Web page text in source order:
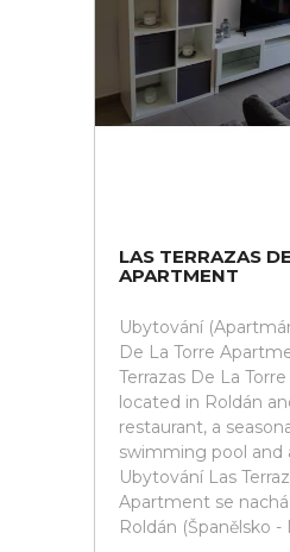
LAS TERRAZAS
APARTMENT
Ubytování
De La Torre
Terrazas De La
located in Roldán
restaurant, a
swimming pool and
Ubytování Las
Apartment se
Roldán (Španělsko -